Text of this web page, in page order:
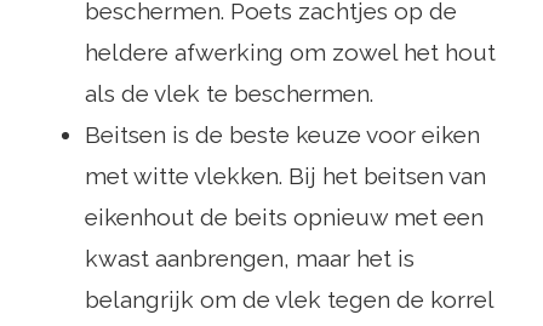
beschermen. Poets zachtjes op de
heldere afwerking om zowel het hout
als de vlek te beschermen.
Beitsen is de beste keuze voor eiken
met witte vlekken. Bij het beitsen van
eikenhout de beits opnieuw met een
kwast aanbrengen, maar het is
belangrijk om de vlek tegen de korrel